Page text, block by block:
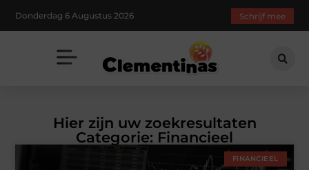
Donderdag 6 Augustus 2026 Schrijf mee
Hier zijn uw zoekresultaten
Categorie: Financieel
FINANCIEEL